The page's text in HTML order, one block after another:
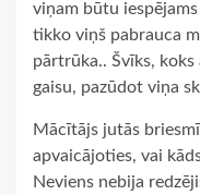
viņam būtu
tikko viņš pabrauca
pārtrūka.. Švīks,
gaisu, pazūdot viņa
Mācītājs jutās
apvaicājoties, vai
Neviens nebija